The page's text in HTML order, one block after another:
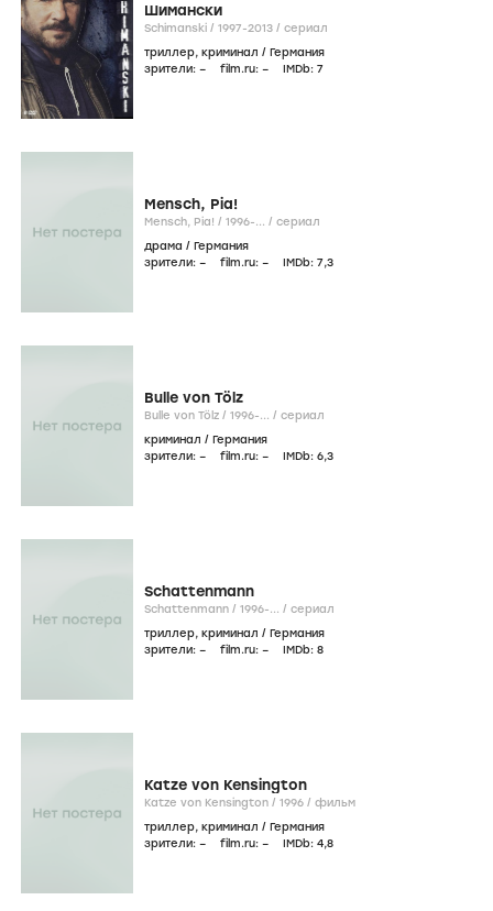
Шимански
Schimanski / 1997-2013 / сериал
триллер, криминал / Германия
зрители: – film.ru: – IMDb: 7
Mensch, Pia!
Mensch, Pia! / 1996-... / сериал
драма / Германия
зрители: – film.ru: – IMDb: 7,3
Bulle von Tölz
Bulle von Tölz / 1996-... / сериал
криминал / Германия
зрители: – film.ru: – IMDb: 6,3
Schattenmann
Schattenmann / 1996-... / сериал
триллер, криминал / Германия
зрители: – film.ru: – IMDb: 8
Katze von Kensington
Katze von Kensington / 1996 / фильм
триллер, криминал / Германия
зрители: – film.ru: – IMDb: 4,8